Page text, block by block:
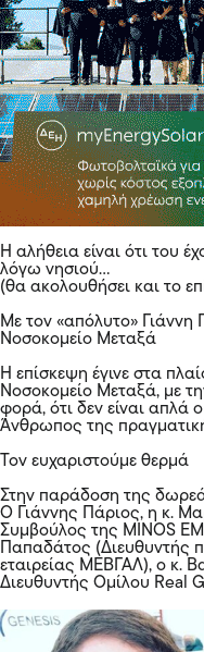
Η αλήθεια είναι ότι του
λόγω νησιού…
(θα ακολουθήσει και το
Με τον «απόλυτο»
Νοσοκομείο Μεταξά
Η επίσκεψη έγινε στα
Νοσοκομείο Μεταξά, με
φορά, ότι δεν είναι απλά
Άνθρωπος της
Τον ευχαριστούμε θερμά
Στην παράδοση της
Ο Γιάννης Πάριος, η κ.
Συμβούλος της MINOS
Παπαδάτος (Διευθυντής
εταιρείας ΜΕΒΓΑΛ), ο κ.
Διευθυντής Oμίλου Real